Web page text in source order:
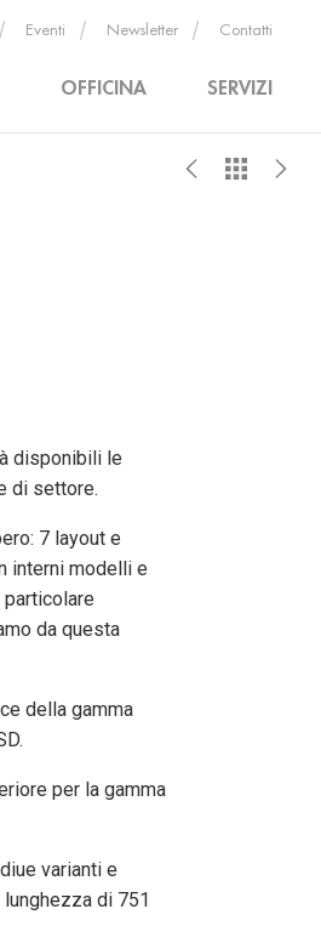
OFFICINA SERVIZI
Eventi Newsletter Contatti
disponibili le
di settore.
7 layout e
interni modelli e
da questa
della gamma
per la gamma
varianti e
lunghezza di 751